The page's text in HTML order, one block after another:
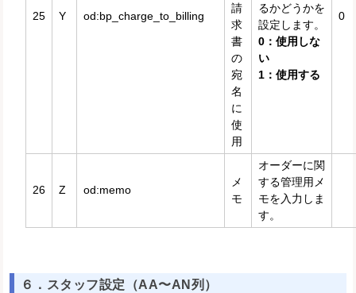
25 Y od:bp_charge_to_billing
請
求
書
の
宛
名
に
使
用
るかどうかを
設定します。
0：使用しな
い
1：使用する
0
26 Z od:memo
メ
モ
オーダーに関
する管理用メ
モを入力しま
す。
６．スタッフ設定（AA〜AN列）